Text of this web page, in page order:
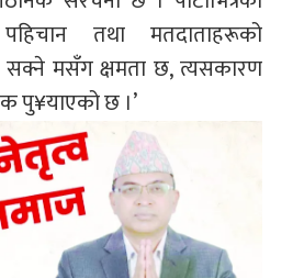
तथा मतदाताहरूको
सक्ने मसँग क्षमता छ, त्यसकारण
पु¥याएको छ ।’